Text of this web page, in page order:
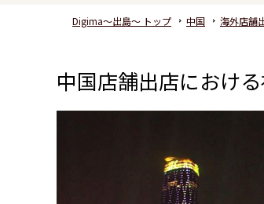
Digima～出島～ トップ 中国 海外店舗
中国店舗出店におけ